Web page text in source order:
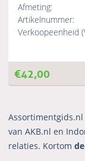
Afmeting:
Artikelnummer:
Verkoopeenheid
€42,00
van AKB.nl en
relaties. Kortom